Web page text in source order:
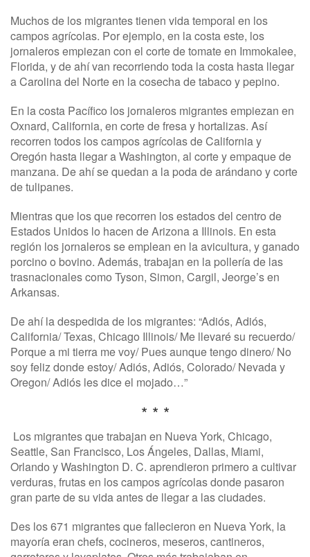
Muchos de los migrantes tienen vida temporal en los
campos agrícolas. Por ejemplo, en la costa este, los
jornaleros empiezan con el corte de tomate en Immokalee,
Florida, y de ahí van recorriendo toda la costa hasta llegar
a Carolina del Norte en la cosecha de tabaco y pepino.
En la costa Pacífico los jornaleros migrantes empiezan en
Oxnard, California, en corte de fresa y hortalizas. Así
recorren todos los campos agrícolas de California y
Oregón hasta llegar a Washington, al corte y empaque de
manzana. De ahí se quedan a la poda de arándano y corte
de tulipanes.
Mientras que los que recorren los estados del centro de
Estados Unidos lo hacen de Arizona a Illinois. En esta
región los jornaleros se emplean en la avicultura, y ganado
porcino o bovino. Además, trabajan en la pollería de las
trasnacionales como Tyson, Simon, Cargil, Jeorge’s en
Arkansas.
De ahí la despedida de los migrantes: “Adiós, Adiós,
California/ Texas, Chicago Illinois/ Me llevaré su recuerdo/
Porque a mi tierra me voy/ Pues aunque tengo dinero/ No
soy feliz donde estoy/ Adiós, Adiós, Colorado/ Nevada y
Oregon/ Adiós les dice el mojado…”
* * *
Los migrantes que trabajan en Nueva York, Chicago,
Seattle, San Francisco, Los Ángeles, Dallas, Miami,
Orlando y Washington D. C. aprendieron primero a cultivar
verduras, frutas en los campos agrícolas donde pasaron
gran parte de su vida antes de llegar a las ciudades.
Des los 671 migrantes que fallecieron en Nueva York, la
mayoría eran chefs, cocineros, meseros, cantineros,